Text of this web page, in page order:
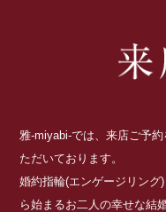
雅-miyabi-では、来店ご予
ただいております。
婚約指輪(エンゲージリン
ら始まるお二人の幸せな結